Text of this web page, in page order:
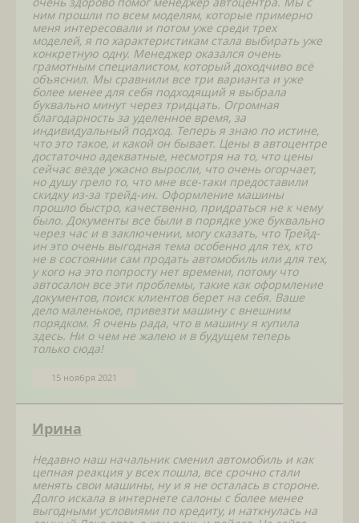
ним прошли по всем моделям, которые примерно
меня интересовали и потом уже среди трех
моделей, я по характеристикам стала выбирать уже
конкретную одну. Менеджер оказался очень
грамотным специалистом, который доходчиво всё
объяснил. Мы сравнили все три варианта и уже
более менее для себя подходящий я выбрала
буквально минут через тридцать. Огромная
благодарность за уделенное время, за
индивидуальный подход. Теперь я знаю по истине,
что это такое, и какой он бывает. Цены в автоцентре
достаточно адекватные, несмотря на то, что цены
сейчас везде ужасно выросли, что очень огорчает,
но душу грело то, что мне все-таки предоставили
скидку из-за трейд-ин. Оформление машины
прошло быстро, качественно, придраться не к чему
было. Документы все были в порядке уже буквально
через час и в заключении, могу сказать, что Трейд-
ин это очень выгодная тема особенно для тех, кто
не в состоянии сам продать автомобиль или для тех,
у кого на это попросту нет времени, потому что
автосалон все эти проблемы, такие как оформление
документов, поиск клиентов берет на себя. Ваше
дело маленькое, привезти машину с внешним
порядком. Я очень рада, что в машину я купила
здесь. Ни о чем не жалею и в будущем теперь
только сюда!
15 ноября 2021
Ирина
Недавно наш начальник сменил автомобиль и как
цепная реакция у всех пошла, все срочно стали
менять свои машины, ну и я не осталась в стороне.
Долго искала в интернете салоны с более менее
выгодными условиями по кредиту, и наткнулась на